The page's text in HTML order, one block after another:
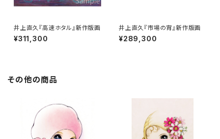
井上直久『高速ホタル』新作版画
¥311,300
井上直久『市場の宵』新作版画
¥289,300
その他の商品